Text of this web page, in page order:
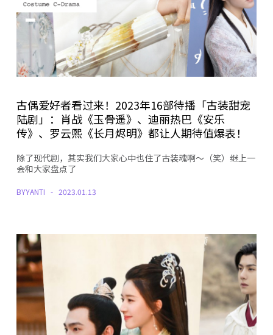
古偶爱好者看过来！2023年16部待播「古装甜宠
陆剧」：肖战《玉骨遥》、迪丽热巴《安乐
传》、罗云熙《长月烬明》都让人期待值爆表！
除了现代剧，其实我们大家心中也住了古装魂啊～（笑）继上一
会和大家盘点了
BYYANTI 2023.01.13